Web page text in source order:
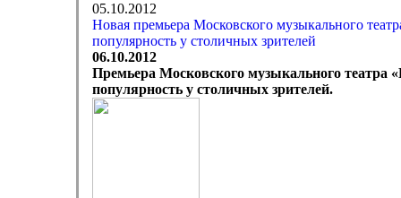
05.10.2012
Новая премьера Московского музыкального
популярность у столичных зрителей
06.10.2012
Премьера Московского музыкального театра
популярность у столичных зрителей.